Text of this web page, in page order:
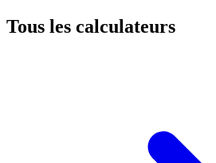
Tous les calculateurs